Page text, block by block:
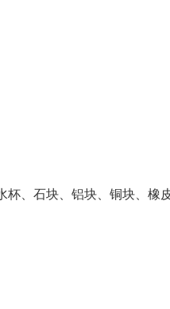
、石块、铝块、铜块、橡